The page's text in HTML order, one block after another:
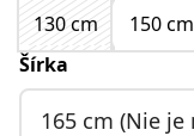
130 cm
150 cm
Šírka
165 cm (Nie je